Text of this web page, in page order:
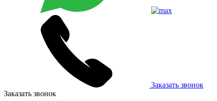
Заказать звонок
Заказать звонок